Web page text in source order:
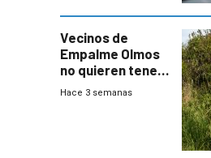
Vecinos de
Empalme Olmos
no quieren tener
cerca una planta
Hace 3 semanas